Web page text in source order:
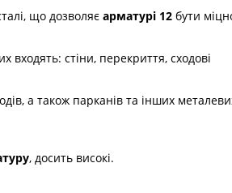
що дозволяє арматурі 12 бути
входять: стіни, перекриття, сходові
а також парканів та інших
, досить високі.